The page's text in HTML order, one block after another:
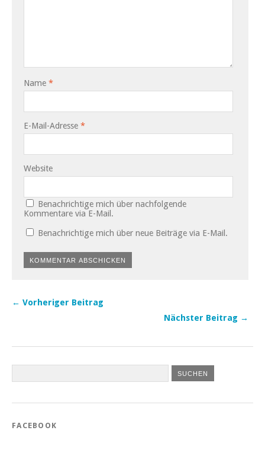
Name *
E-Mail-Adresse *
Website
Benachrichtige mich über nachfolgende
Kommentare via E-Mail.
Benachrichtige mich über neue Beiträge via E-Mail.
← Vorheriger Beitrag
Nächster Beitrag →
FACEBOOK